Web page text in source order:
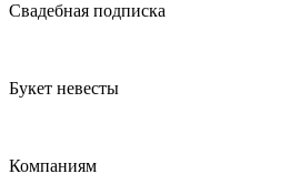
Свадебная подписка
Букет невесты
Компаниям